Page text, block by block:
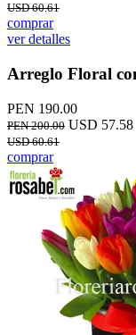
USD 60.61
comprar
ver detalles
Arreglo Floral
PEN 190.00
PEN 200.00 USD 57.58
USD 60.61
comprar